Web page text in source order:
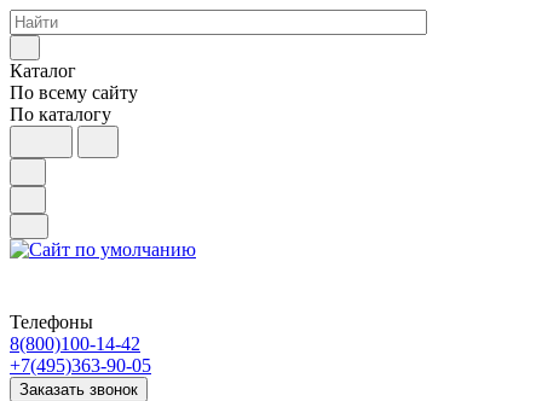
Каталог
По всему сайту
По каталогу
Телефоны
8(800)100-14-42
+7(495)363-90-05
Заказать звонок